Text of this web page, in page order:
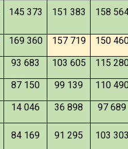
145 373 151 383 158
169 360 157 719
150
93 683 103 605
115
87 150 99 139
110
14 046 36 898
97 689
84 169 91 295 103